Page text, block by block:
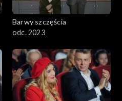
Barwy szczęścia
odc. 2023